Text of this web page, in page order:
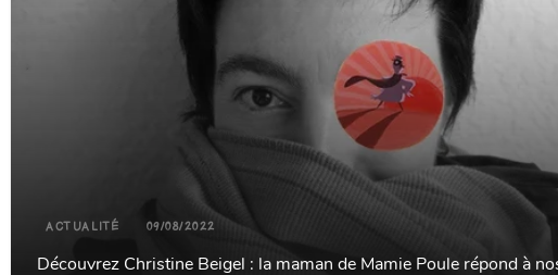
ACTUALITÉ 09/08/2022
Découvrez Christine Beigel : la maman de Mamie Poule répond à